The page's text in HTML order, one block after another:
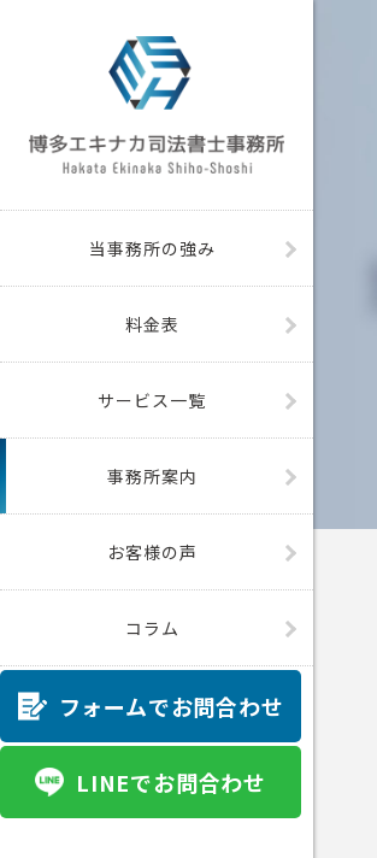
当事務所の強み
料金表
サービス一覧
事務所案内
お客様の声
コラム
フォームでお問合わせ
LINEでお問合わせ